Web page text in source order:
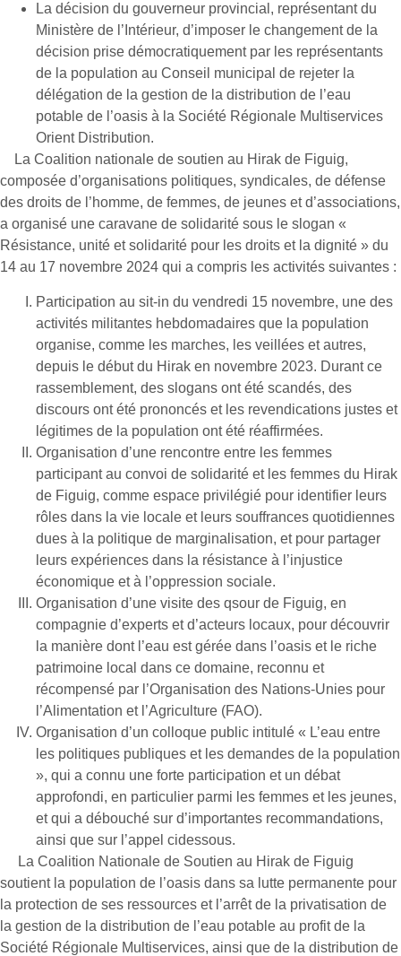
La décision du gouverneur provincial, représentant du
Ministère de l’Intérieur, d’imposer le changement de la
décision prise démocratiquement par les représentants
de la population au Conseil municipal de rejeter la
délégation de la gestion de la distribution de l’eau
potable de l’oasis à la Société Régionale Multiservices
Orient Distribution.
La Coalition nationale de soutien au Hirak de Figuig,
composée d’organisations politiques, syndicales, de défense
des droits de l’homme, de femmes, de jeunes et d’associations,
a organisé une caravane de solidarité sous le slogan «
Résistance, unité et solidarité pour les droits et la dignité » du
14 au 17 novembre 2024 qui a compris les activités suivantes :
Participation au sit-in du vendredi 15 novembre, une des
activités militantes hebdomadaires que la population
organise, comme les marches, les veillées et autres,
depuis le début du Hirak en novembre 2023. Durant ce
rassemblement, des slogans ont été scandés, des
discours ont été prononcés et les revendications justes et
légitimes de la population ont été réaffirmées.
Organisation d’une rencontre entre les femmes
participant au convoi de solidarité et les femmes du Hirak
de Figuig, comme espace privilégié pour identifier leurs
rôles dans la vie locale et leurs souffrances quotidiennes
dues à la politique de marginalisation, et pour partager
leurs expériences dans la résistance à l’injustice
économique et à l’oppression sociale.
Organisation d’une visite des qsour de Figuig, en
compagnie d’experts et d’acteurs locaux, pour découvrir
la manière dont l’eau est gérée dans l’oasis et le riche
patrimoine local dans ce domaine, reconnu et
récompensé par l’Organisation des Nations-Unies pour
l’Alimentation et l’Agriculture (FAO).
Organisation d’un colloque public intitulé « L’eau entre
les politiques publiques et les demandes de la population
», qui a connu une forte participation et un débat
approfondi, en particulier parmi les femmes et les jeunes,
et qui a débouché sur d’importantes recommandations,
ainsi que sur l’appel cidessous.
La Coalition Nationale de Soutien au Hirak de Figuig
soutient la population de l’oasis dans sa lutte permanente pour
la protection de ses ressources et l’arrêt de la privatisation de
la gestion de la distribution de l’eau potable au profit de la
Société Régionale Multiservices, ainsi que de la distribution de